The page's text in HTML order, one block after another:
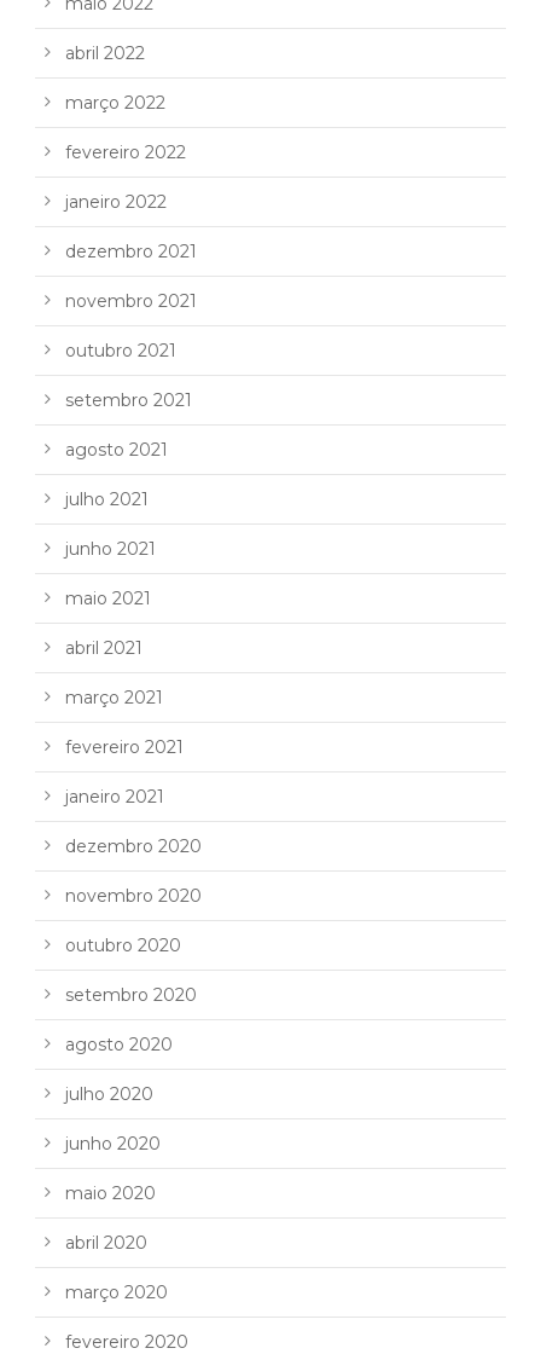
abril 2022
março 2022
fevereiro 2022
janeiro 2022
dezembro 2021
novembro 2021
outubro 2021
setembro 2021
agosto 2021
julho 2021
junho 2021
maio 2021
abril 2021
março 2021
fevereiro 2021
janeiro 2021
dezembro 2020
novembro 2020
outubro 2020
setembro 2020
agosto 2020
julho 2020
junho 2020
maio 2020
abril 2020
março 2020
fevereiro 2020